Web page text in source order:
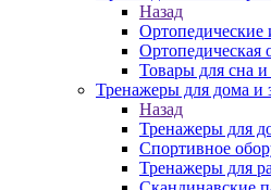
Назад
Ортопедические
Ортопедическая
Товары для сна
Тренажеры для дома
Назад
Тренажеры для
Спортивное
Тренажеры для